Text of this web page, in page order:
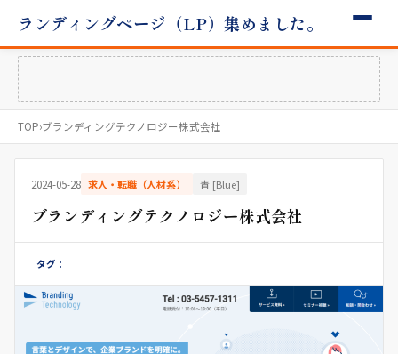
ランディングページ（LP）集めました。
TOP›ブランディングテクノロジー株式会社
2024-05-28 求人・転職（人材系） 青 [Blue]
ブランディングテクノロジー株式会社
タグ：